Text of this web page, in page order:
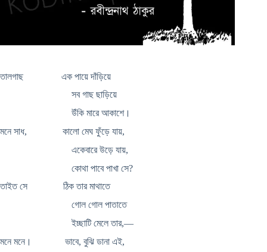
তালগাছ এক পায়ে দাঁড়িয়ে
সব গাছ ছাড়িয়ে
উঁকি মারে আকাশে।
মনে সাধ, কালো মেঘ ফুঁড়ে যায়,
একেবারে উড়ে যায়,
কোথা পাবে পাখা সে?
তাইত সে ঠিক তার মাথাতে
গোল গোল পাতাতে
ইচ্ছাটি মেলে তার,—
মনে মনে। ভাবে, বুঝি ডানা এই,